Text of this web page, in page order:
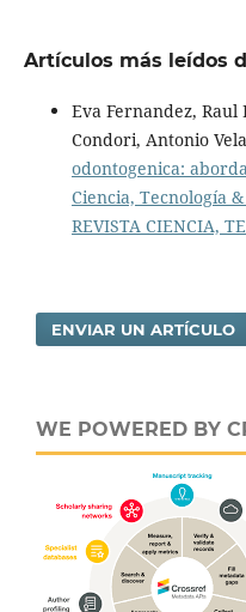
Artículos más leídos
Eva Fernandez, Raul
Condori, Antonio
odontogenica:
Ciencia, Tecnología
REVISTA CIENCIA,
ENVIAR UN ARTÍCULO
WE POWERED BY